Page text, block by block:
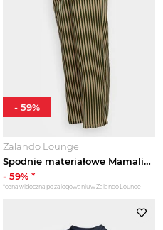
Zalando Lounge
Spodnie materiałowe Mamalicious beżowy
- 59% *
*cena widoczna po zalogowaniu w Zalando Lounge
- 59%